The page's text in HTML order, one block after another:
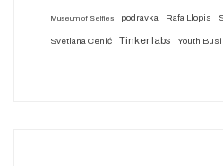
Museum of Selfies podravka Rafa Llopis
Svetlana Cenić Tinker labs Youth